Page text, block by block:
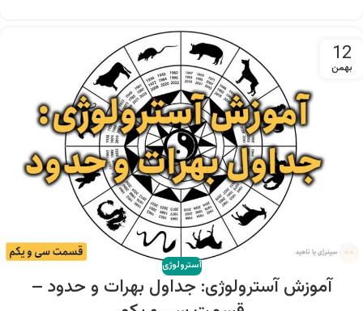
12
بهمن
آسترولوژی
آموزش آسترولوژی: جداول بهرات و حدود –